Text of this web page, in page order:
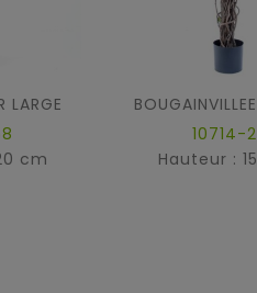
LARGE
cm
10714-
Hauteur :